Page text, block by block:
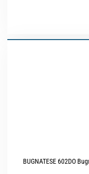
BUGNATESE 602DO